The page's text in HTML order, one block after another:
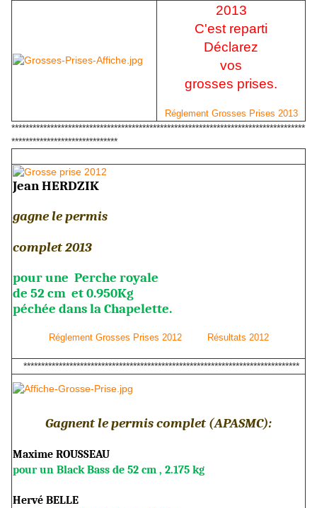
2013
C'est reparti
Déclarez
vos
grosses prises.
Réglement Grosses Prises 2013
***********************************************************************************
******************************
Jean HERDZIK
gagne le permis
complet 2013
pour une Perche royale
de 52 cm et 0.950Kg
péchée dans la Chapelette.
Réglement Grosses Prises 2012 Résultats 2012
******************************************************************************
Gagnent le permis complet (APASMC):
Maxime ROUSSEAU
pour un Black Bass de 52 cm , 2.175 kg
Hervé BELLE